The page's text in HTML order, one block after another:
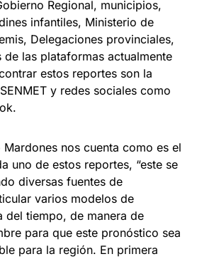
Regional, municipios,
infantiles, Ministerio de
Delegaciones provinciales,
las plataformas actualmente
estos reportes son la
y redes sociales como
Mardones nos cuenta como es el
uno de estos reportes, “este se
diversas fuentes de
varios modelos de
del tiempo, de manera de
para que este pronóstico sea
para la región. En primera